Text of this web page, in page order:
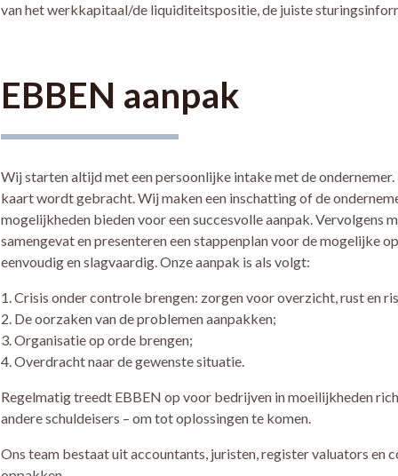
van het werkkapitaal/de liquiditeitspositie, de juiste
EBBEN aanpak
Wij starten altijd met een persoonlijke intake met de
kaart wordt gebracht. Wij maken een inschatting of de
mogelijkheden bieden voor een succesvolle aanpak. Vervolgens
samengevat en presenteren een stappenplan voor de mogelijke
eenvoudig en slagvaardig. Onze aanpak is als volgt:
1. Crisis onder controle brengen: zorgen voor overzicht, rust en
2. De oorzaken van de problemen aanpakken;
3. Organisatie op orde brengen;
4. Overdracht naar de gewenste situatie.
Regelmatig treedt EBBEN op voor bedrijven in moeilijkheden
andere schuldeisers – om tot oplossingen te komen.
Ons team bestaat uit accountants, juristen, register valuators en